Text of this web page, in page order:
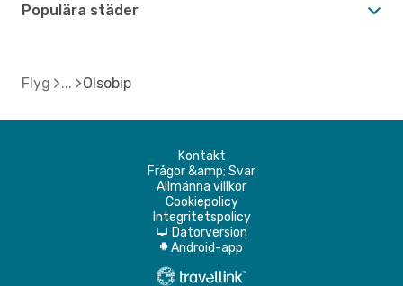
Populära städer
Flyg Olsobip
Kontakt
Frågor &amp; Svar
Allmänna villkor
Cookiepolicy
Integritetspolicy
d Datorversion
A Android-app